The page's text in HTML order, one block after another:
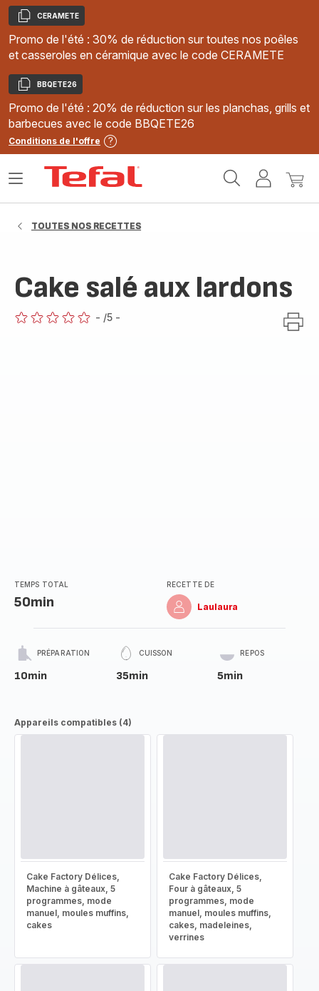
Copier
CERAMETE
Promo de l'été : 30% de réduction sur toutes nos poêles
et casseroles en céramique avec le code CERAMETE
Copier
BBQETE26
Promo de l'été : 20% de réduction sur les planchas, grills et
barbecues avec le code BBQETE26
Conditions de l'offre
MonMon
Ouvrir
TOUTES NOS RECETTES
Cake salé aux lardons
- /5 -
TEMPS TOTAL
50min
RECETTE DE
Laulaura
PRÉPARATION
10min
CUISSON
35min
REPOS
5min
Appareils compatibles (4)
Cake Factory Délices,
Machine à gâteaux, 5
programmes, mode
manuel, moules muffins,
cakes
Cake Factory Délices,
Four à gâteaux, 5
programmes, mode
manuel, moules muffins,
cakes, madeleines,
verrines